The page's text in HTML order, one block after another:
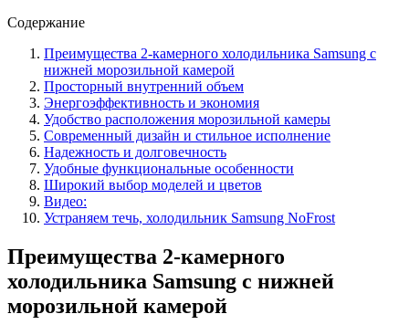
Содержание
Преимущества 2-камерного холодильника Samsung с
нижней морозильной камерой
Просторный внутренний объем
Энергоэффективность и экономия
Удобство расположения морозильной камеры
Современный дизайн и стильное исполнение
Надежность и долговечность
Удобные функциональные особенности
Широкий выбор моделей и цветов
Видео:
Устраняем течь, холодильник Samsung NoFrost
Преимущества 2-камерного
холодильника Samsung с нижней
морозильной камерой